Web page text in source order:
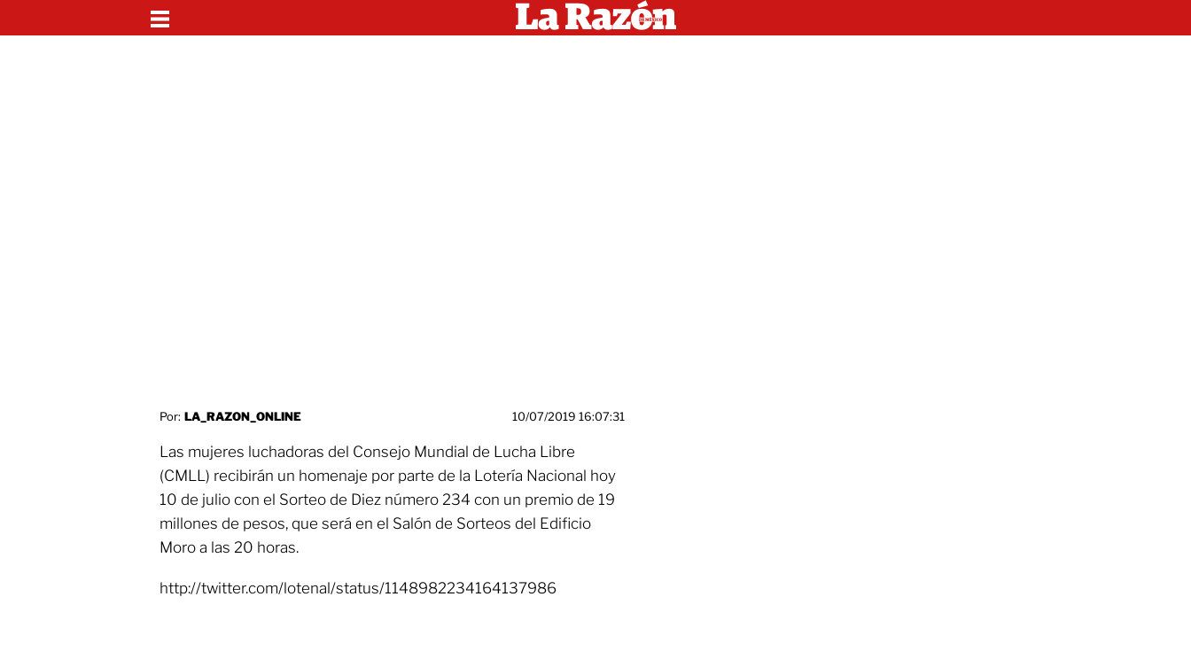
Por: LA_RAZON_ONLINE 10/07/2019 16:07:31
Las mujeres luchadoras del Consejo Mundial de Lucha Libre
(CMLL) recibirán un homenaje por parte de la Lotería Nacional hoy
10 de julio con el Sorteo de Diez número 234 con un premio de 19
millones de pesos, que será en el Salón de Sorteos del Edificio
Moro a las 20 horas.
http://twitter.com/lotenal/status/1148982234164137986